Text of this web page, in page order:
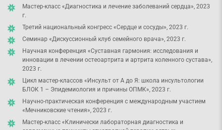
Мастер-класс «Диагностика и лечение заболеваний сердца», 2023
г.
Третий национальный конгресс «Сердце и сосуды», 2023 г.
Семинар «Дискуссионный клуб семейного врача», 2023 г.
Научная конференция «Суставная гармония: исследования и
инновации в лечении остеоартрита и артрита коленного сустава»,
2023 г.
Цикл мастер-классов «Инсульт от А до Я: школа инсультологии
БЛОК 1 – Эпидемиология и причины ОПМК», 2023 г.
Научно-практическая конференция с международным участием
«Мечниковские чтения», 2023 г.
Мастер-класс «Клинически лабораторная диагностика и